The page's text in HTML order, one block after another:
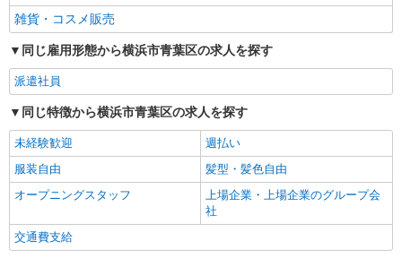
アルバイト パート
COLLECTORS（コレクターズ） 青葉台店
ファッション雑貨の接客販売スタッフ
急スクエアSouth-1別館2F
キープ 詳細を見る
派遣社員
株式会社スタッフブリッジ P245987
雑貨・コスメ販売
同じ雇用形態から横浜市青葉区の求人を探す
派遣社員
同じ特徴から横浜市青葉区の求人を探す
未経験歓迎
週払い
服装自由
髪型・髪色自由
オープニングスタッフ
上場企業・上場企業のグループ会
社
交通費支給